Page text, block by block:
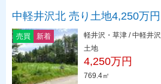
中軽井沢北 売り土地4,250万円
売買 新着
軽井沢・草津 / 中軽井沢
土地
4,250万円
769.4㎡